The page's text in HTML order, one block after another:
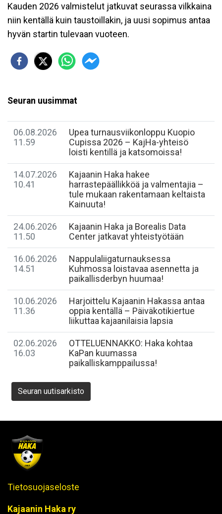
Kauden 2026 valmistelut jatkuvat seurassa vilkkaina
niin kentällä kuin taustoillakin, ja uusi sopimus antaa
hyvän startin tulevaan vuoteen.
Seuran uusimmat
06.08.2026
11.59
Upea turnausviikonloppu Kuopio
Cupissa 2026 – KajHa-yhteisö
loisti kentillä ja katsomoissa!
14.07.2026
10.41
Kajaanin Haka hakee
harrastepäällikköä ja valmentajia –
tule mukaan rakentamaan keltaista
Kainuuta!
24.06.2026
11.50
Kajaanin Haka ja Borealis Data
Center jatkavat yhteistyötään
16.06.2026
14.51
Nappulaliigaturnauksessa
Kuhmossa loistavaa asennetta ja
paikallisderbyn huumaa!
10.06.2026
11.36
Harjoittelu Kajaanin Hakassa antaa
oppia kentällä – Päiväkotikiertue
liikuttaa kajaanilaisia lapsia
02.06.2026
16.03
OTTELUENNAKKO: Haka kohtaa
KaPan kuumassa
paikalliskamppailussa!
Seuran uutisarkisto
Tietosuojaseloste
Kajaanin Haka ry